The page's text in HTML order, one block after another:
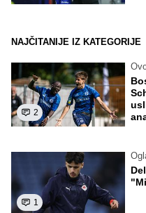
NAJČITANIJE IZ KATEGORIJE
2
1